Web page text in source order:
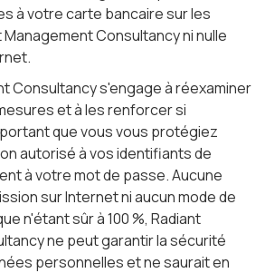
à votre carte bancaire sur les
Consultancy ni nulle
Consultancy s'engage à réexaminer
et à les renforcer si
que vous vous protégiez
autorisé à vos identifiants de
à votre mot de passe. Aucune
sur Internet ni aucun mode de
n'étant sûr à 100 %, Radiant
ne peut garantir la sécurité
personnelles et ne saurait en